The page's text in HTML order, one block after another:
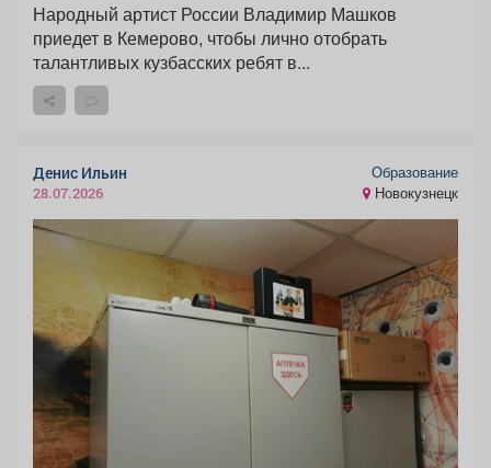
Народный артист России Владимир Машков
приедет в Кемерово, чтобы лично отобрать
талантливых кузбасских ребят в...
Денис Ильин
28.07.2026
Образование
Новокузнецк